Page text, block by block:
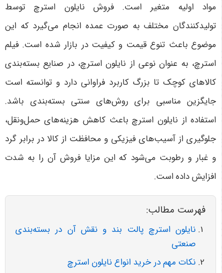
مواد اولیه متغیر است. فروش نایلون استرچ توسط
تولیدکنندگان مختلف به صورت عمده انجام می‌گیرد که این
موضوع باعث تنوع قیمت و کیفیت در بازار شده است. فیلم
استرچ، به عنوان نوعی از نایلون استرچ، در صنایع بسته‌بندی
کالاهای کوچک تا بزرگ کاربرد فراوانی دارد و توانسته است
جایگزین مناسبی برای روش‌های سنتی بسته‌بندی باشد.
استفاده از نایلون استرچ باعث کاهش هزینه‌های حمل‌ونقل،
جلوگیری از آسیب‌های فیزیکی و محافظت از کالا در برابر گرد
و غبار و رطوبت می‌شود که این مزایا فروش آن را به شدت
افزایش داده است.
فهرست مطالب:
نایلون استرچ پالت بند و نقش آن در بسته‌بندی
صنعتی
نکات مهم در خرید انواع نایلون استرچ